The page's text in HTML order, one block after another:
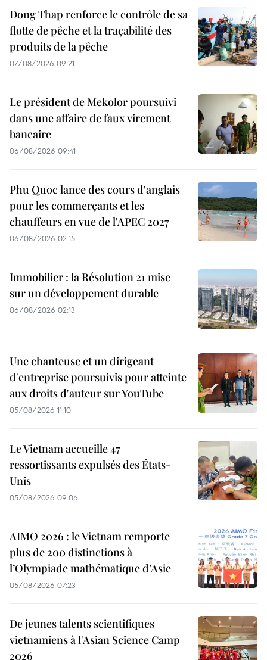
Dong Thap renforce le contrôle de sa
flotte de pêche et la traçabilité des
produits de la pêche
07/08/2026 09:21
Le président de Mekolor poursuivi
dans une affaire de faux virement
bancaire
06/08/2026 09:41
Phu Quoc lance des cours d'anglais
pour les commerçants et les
chauffeurs en vue de l'APEC 2027
06/08/2026 02:15
Immobilier : la Résolution 21 mise
sur un développement durable
06/08/2026 02:13
Une chanteuse et un dirigeant
d'entreprise poursuivis pour atteinte
aux droits d'auteur sur YouTube
05/08/2026 11:10
Le Vietnam accueille 47
ressortissants expulsés des États-
Unis
05/08/2026 09:06
AIMO 2026 : le Vietnam remporte
plus de 200 distinctions à
l’Olympiade mathématique d’Asie
05/08/2026 07:23
De jeunes talents scientifiques
vietnamiens à l'Asian Science Camp
2026